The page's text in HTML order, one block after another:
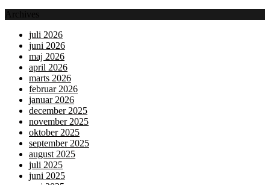
Archives
juli 2026
juni 2026
maj 2026
april 2026
marts 2026
februar 2026
januar 2026
december 2025
november 2025
oktober 2025
september 2025
august 2025
juli 2025
juni 2025